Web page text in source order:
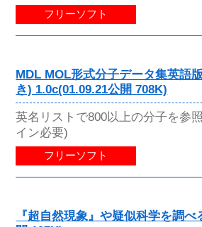
フリーソフト
MDL MOL形式分子データ集英語
き) 1.0c(01.09.21公開 708K)
英名リストで800以上の分子を参
イン必要)
フリーソフト
『超自然現象』や疑似科学を調